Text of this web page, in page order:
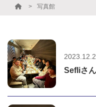
写真館
Sefliさ